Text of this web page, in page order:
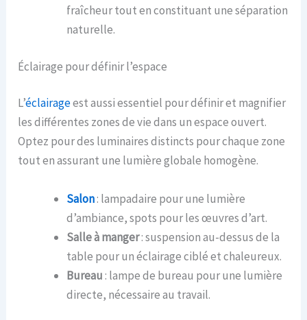
fraîcheur tout en constituant une séparation
naturelle.
Éclairage pour définir l’espace
L’éclairageest aussi essentiel pour définir et magnifier
les différentes zones de vie dans un espace ouvert.
Optez pour des luminaires distincts pour chaque zone
tout en assurant une lumière globale homogène.
Salon: lampadaire pour une lumière
d’ambiance, spots pour les œuvres d’art.
Salle à manger: suspension au-dessus de la
table pour un éclairage ciblé et chaleureux.
Bureau: lampe de bureau pour une lumière
directe, nécessaire au travail.